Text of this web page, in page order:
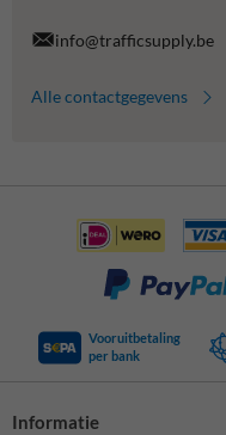
info@trafficsupply.be
Alle contactgegevens
Vooruitbetaling
per bank
Informatie